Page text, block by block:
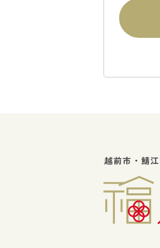
越前市・鯖